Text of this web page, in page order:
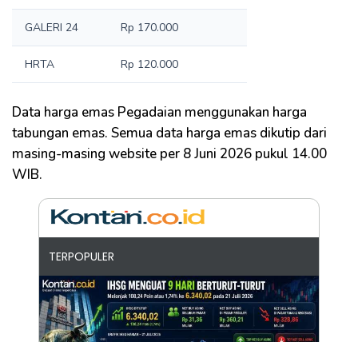
GALERI 24 Rp 170.000
HRTA Rp 120.000
Data harga emas Pegadaian menggunakan harga
tabungan emas. Semua data harga emas dikutip dari
masing-masing website per 8 Juni 2026 pukul 14.00
WIB.
TERPOPULER